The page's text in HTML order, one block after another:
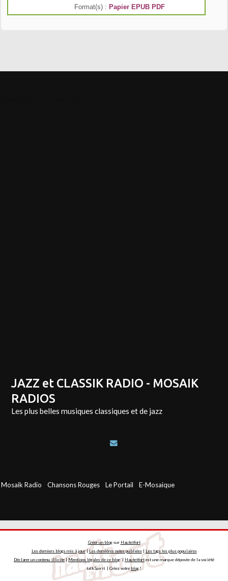
Format(s) : Papier EPUB PDF
JAZZ et CLASSIK RADIO - MOSAIK
RADIOS
Les plus belles musiques classiques et de jazz
Mosaik Radio Chansons Rouges Le Portail E-Mosaique
Créer un blogsur Hautetfort
Les derniers blogs mis à jour|Les dernières notes publiées| Les tags les plus populaires
Déclarer un contenu illicite|Mentions légales de ce blog | Hautetfort est une marque déposée de la société
talkSpirit | Créez votre blog!